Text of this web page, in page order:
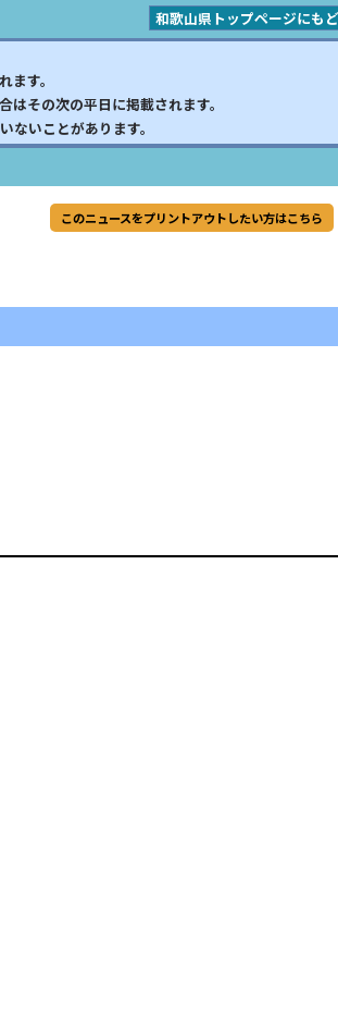
和歌山県トップページにも
す。
その次の平日に掲載されます。
いことがあります。
このニュースをプリントアウトしたい方はこちら